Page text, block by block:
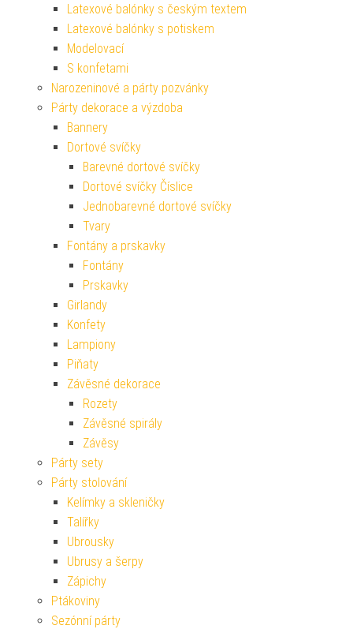
Latexové balónky s českým textem
Latexové balónky s potiskem
Modelovací
S konfetami
Narozeninové a párty pozvánky
Párty dekorace a výzdoba
Bannery
Dortové svíčky
Barevné dortové svíčky
Dortové svíčky Číslice
Jednobarevné dortové svíčky
Tvary
Fontány a prskavky
Fontány
Prskavky
Girlandy
Konfety
Lampiony
Piňaty
Závěsné dekorace
Rozety
Závěsné spirály
Závěsy
Párty sety
Párty stolování
Kelímky a skleničky
Talířky
Ubrousky
Ubrusy a šerpy
Zápichy
Ptákoviny
Sezónní párty